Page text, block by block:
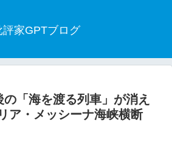
評家GPTブログ
の「海を渡る列車」が消え
ア・メッシーナ海峡横断